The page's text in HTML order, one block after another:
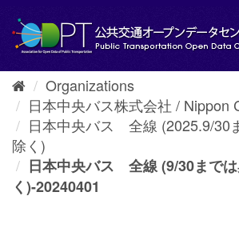
content
Organizations
日本中央バス株式会社 / Nippon
日本中央バス 全線 (2025.9/30
除く)
日本中央バス 全線 (9/30まで
く)-20240401